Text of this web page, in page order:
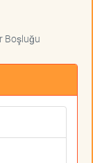
Boşluğu